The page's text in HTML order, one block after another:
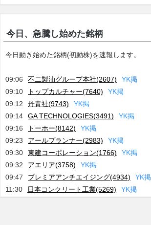
今日、急騰し始めた銘柄
今日動き始めた銘柄(初動株)を速報します。
09:06 不二製油グループ本社(2607) YK掲
09:10
トップカルチャー(7640) YK掲
09:12
丹青社(9743) YK掲
09:14
GA TECHNOLOGIES(3491) YK掲
09:16
トーホー(8142) YK掲
09:23
アールプランナー(2983) YK掲
09:30
東建コーポレーション(1766) YK掲
09:32
アエリア(3758) YK掲
09:47
プレミアアンチエイジング(4934) YK掲
11:30
日本コンクリート工業(5269) YK掲